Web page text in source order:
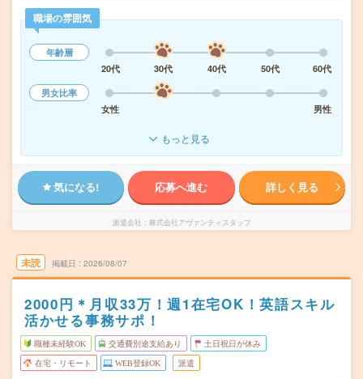
職場の雰囲気
年齢層
20代
30代 40代 50代
60代
男女比率
女性
男性
もっと見る
気になる! 応募へ進む 詳しく見る
派遣会社 株式会社アヴァンティスタッフ
未読 掲載日 2026/08/07
2000円＊月収33万！週1在宅OK！英語スキル
活かせる事務サポ！
職種未経験OK 交通費別途支給あり 土日祝日が休み
在宅・リモート WEB登録OK 派遣